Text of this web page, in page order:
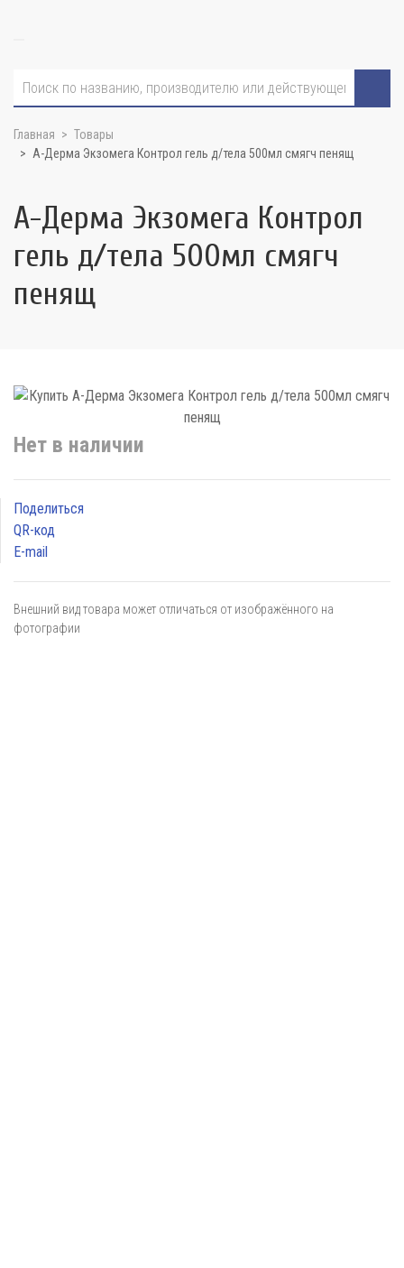
Главная
Товары
А-Дерма Экзомега Контрол гель д/тела 500мл смягч пенящ
А-Дерма Экзомега Контрол
гель д/тела 500мл смягч
пенящ
Нет в наличии
Поделиться
QR-код
E-mail
Внешний вид товара может отличаться от изображённого на
фотографии